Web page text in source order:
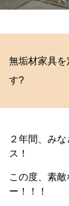
無垢材家具を
す?
２年間、み
ス！
この度、素
ー！！！